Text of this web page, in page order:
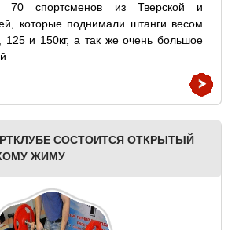
70 спортсменов из Тверской и
которые поднимали штанги весом
и 150кг, а так же очень большое
СОСТОИТСЯ ОТКРЫТЫЙ
ЖИМУ